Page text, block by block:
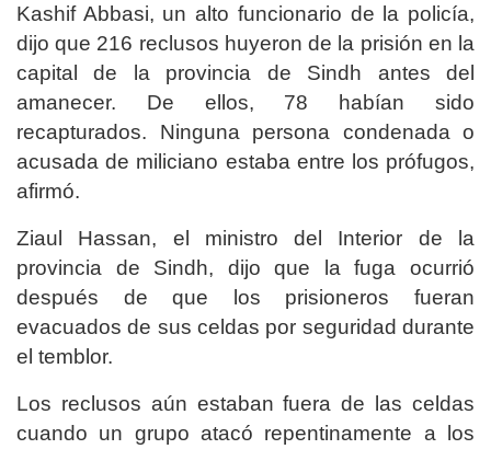
Kashif Abbasi, un alto funcionario de la policía,
dijo que 216 reclusos huyeron de la prisión en la
capital de la provincia de Sindh antes del
amanecer. De ellos, 78 habían sido
recapturados. Ninguna persona condenada o
acusada de miliciano estaba entre los prófugos,
afirmó.
Ziaul Hassan, el ministro del Interior de la
provincia de Sindh, dijo que la fuga ocurrió
después de que los prisioneros fueran
evacuados de sus celdas por seguridad durante
el temblor.
Los reclusos aún estaban fuera de las celdas
cuando un grupo atacó repentinamente a los